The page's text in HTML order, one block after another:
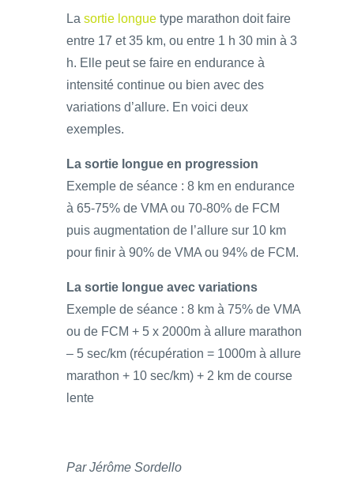
La sortie longue type marathon doit faire
entre 17 et 35 km, ou entre 1 h 30 min à 3
h. Elle peut se faire en endurance à
intensité continue ou bien avec des
variations d’allure. En voici deux
exemples.
La sortie longue en progression
Exemple de séance : 8 km en endurance
à 65-75% de VMA ou 70-80% de FCM
puis augmentation de l’allure sur 10 km
pour finir à 90% de VMA ou 94% de FCM.
La sortie longue avec variations
Exemple de séance : 8 km à 75% de VMA
ou de FCM + 5 x 2000m à allure marathon
– 5 sec/km (récupération = 1000m à allure
marathon + 10 sec/km) + 2 km de course
lente
Par Jérôme Sordello